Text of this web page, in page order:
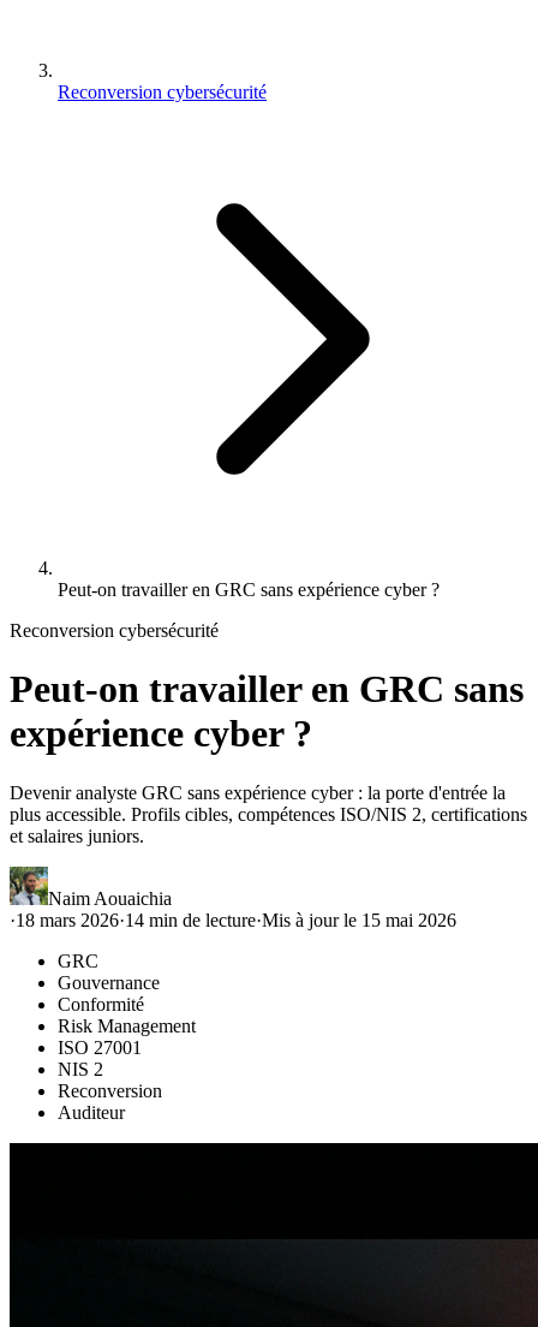
Reconversion cybersécurité
Peut-on travailler en GRC sans expérience cyber ?
Reconversion cybersécurité
Peut-on travailler en GRC sans
expérience cyber ?
Devenir analyste GRC sans expérience cyber : la porte d'entrée la
plus accessible. Profils cibles, compétences ISO/NIS 2, certifications
et salaires juniors.
Naim Aouaichia
·18 mars 2026·14 min de lecture·Mis à jour le 15 mai 2026
GRC
Gouvernance
Conformité
Risk Management
ISO 27001
NIS 2
Reconversion
Auditeur